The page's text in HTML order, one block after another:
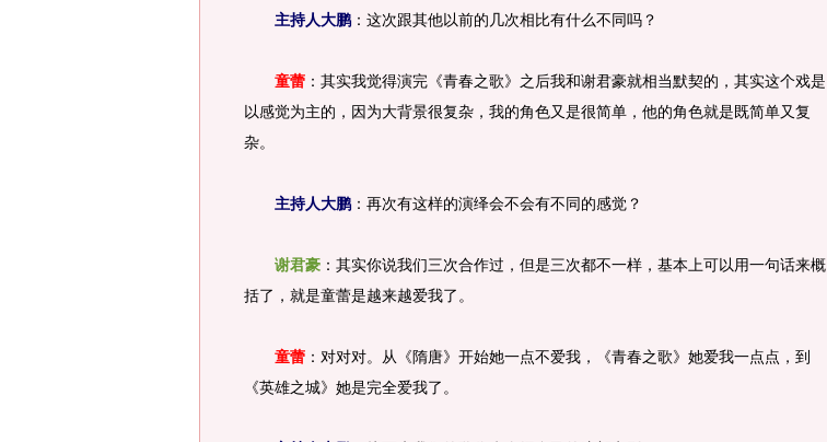
主持人大鹏：这次跟其他以前的几次相比有什么不同吗？
童蕾 ：其实我觉得演完《青春之歌》之后我和谢君豪就相当默契的，其实这个戏是
以感觉为主的，因为大背景很复杂，我的角色又是很简单，他的角色就是既简单又复
杂。
主持人大鹏：再次有这样的演绎会不会有不同的感觉？
谢君豪 ：其实你说我们三次合作过，但是三次都不一样，基本上可以用一句话来概
括了，就是童蕾是越来越爱我了。
童蕾 ：对对对。从《隋唐》开始她一点不爱我，《青春之歌》她爱我一点点，到
《英雄之城》她是完全爱我了。